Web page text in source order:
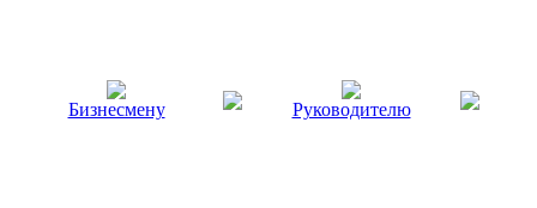
Бизнесмену Руководителю